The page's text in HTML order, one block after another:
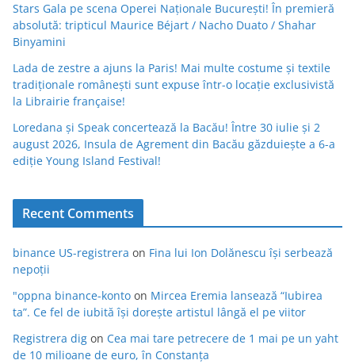
Stars Gala pe scena Operei Naționale București! În premieră
absolută: tripticul Maurice Béjart / Nacho Duato / Shahar
Binyamini
Lada de zestre a ajuns la Paris! Mai multe costume și textile
tradiționale românești sunt expuse într-o locație exclusivistă
la Librairie française!
Loredana și Speak concertează la Bacău! Între 30 iulie și 2
august 2026, Insula de Agrement din Bacău găzduiește a 6-a
ediție Young Island Festival!
Recent Comments
binance US-registrera on Fina lui Ion Dolănescu își serbează
nepoții
"oppna binance-konto on Mircea Eremia lansează “Iubirea
ta”. Ce fel de iubită își dorește artistul lângă el pe viitor
Registrera dig on Cea mai tare petrecere de 1 mai pe un yaht
de 10 milioane de euro, în Constanța